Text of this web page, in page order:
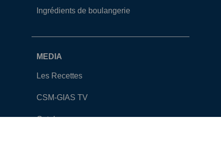
Ingrédients de boulangerie
MEDIA
Les Recettes
CSM-GIAS TV
Catalogue